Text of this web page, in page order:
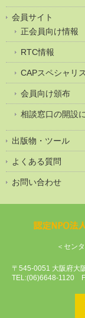
会員サイト
正会員向け情報
RTC情報
CAPスペシャリ
会員向け頒布
相談窓口の開設
出版物・ツール
よくある質問
お問い合わせ
＜セン
〒545-0051 大阪府大
TEL:(06)6648-1120